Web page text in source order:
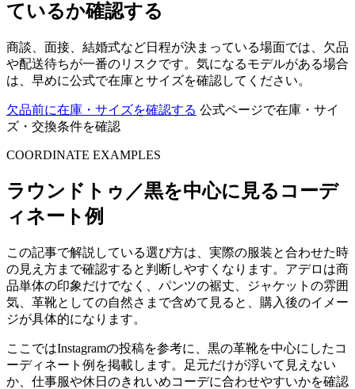
ているか確認する
商談、面接、結婚式など日程が決まっている場面では、欠品
や配送待ちが一番のリスクです。気になるモデルがある場合
は、早めに公式で在庫とサイズを確認してください。
欠品前に在庫・サイズを確認する 公式ページで在庫・サイ
ズ・交換条件を確認
COORDINATE EXAMPLES
ラウンドトゥ／黒を中心に見るコーデ
ィネート例
この記事で解説している選び方は、実際の服装と合わせた時
の見え方まで確認すると判断しやすくなります。アデロは商
品単体の印象だけでなく、パンツの裾丈、ジャケットの雰囲
気、革靴としての自然さまで含めて見ると、購入後のイメー
ジが具体的になります。
ここではInstagramの投稿を参考に、黒の革靴を中心にしたコ
ーディネート例を掲載します。足元だけが浮いて見えない
か、仕事服や休日のきれいめコーデに合わせやすいかを確認